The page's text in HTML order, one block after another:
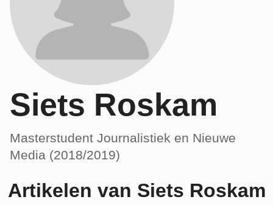
Siets Roskam
Masterstudent Journalistiek en Nieuwe
Media (2018/2019)
Artikelen van Siets Roskam